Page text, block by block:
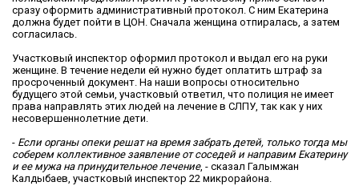
сразу оформить административный протокол. С ним Екатерина
должна будет пойти в ЦОН. Сначала женщина отпиралась, а затем
согласилась.
Участковый инспектор оформил протокол и выдал его на руки
женщине. В течение недели ей нужно будет оплатить штраф за
просроченный документ. На наши вопросы относительно
будущего этой семьи, участковый ответил, что полиция не имеет
права направлять этих людей на лечение в СЛПУ, так как у них
несовершеннолетние дети.
- Если органы опеки решат на время забрать детей, только тогда мы
соберем коллективное заявление от соседей и направим Екатерину
и ее мужа на принудительное лечение, - сказал Галымжан
Калдыбаев, участковый инспектор 22 микрорайона.